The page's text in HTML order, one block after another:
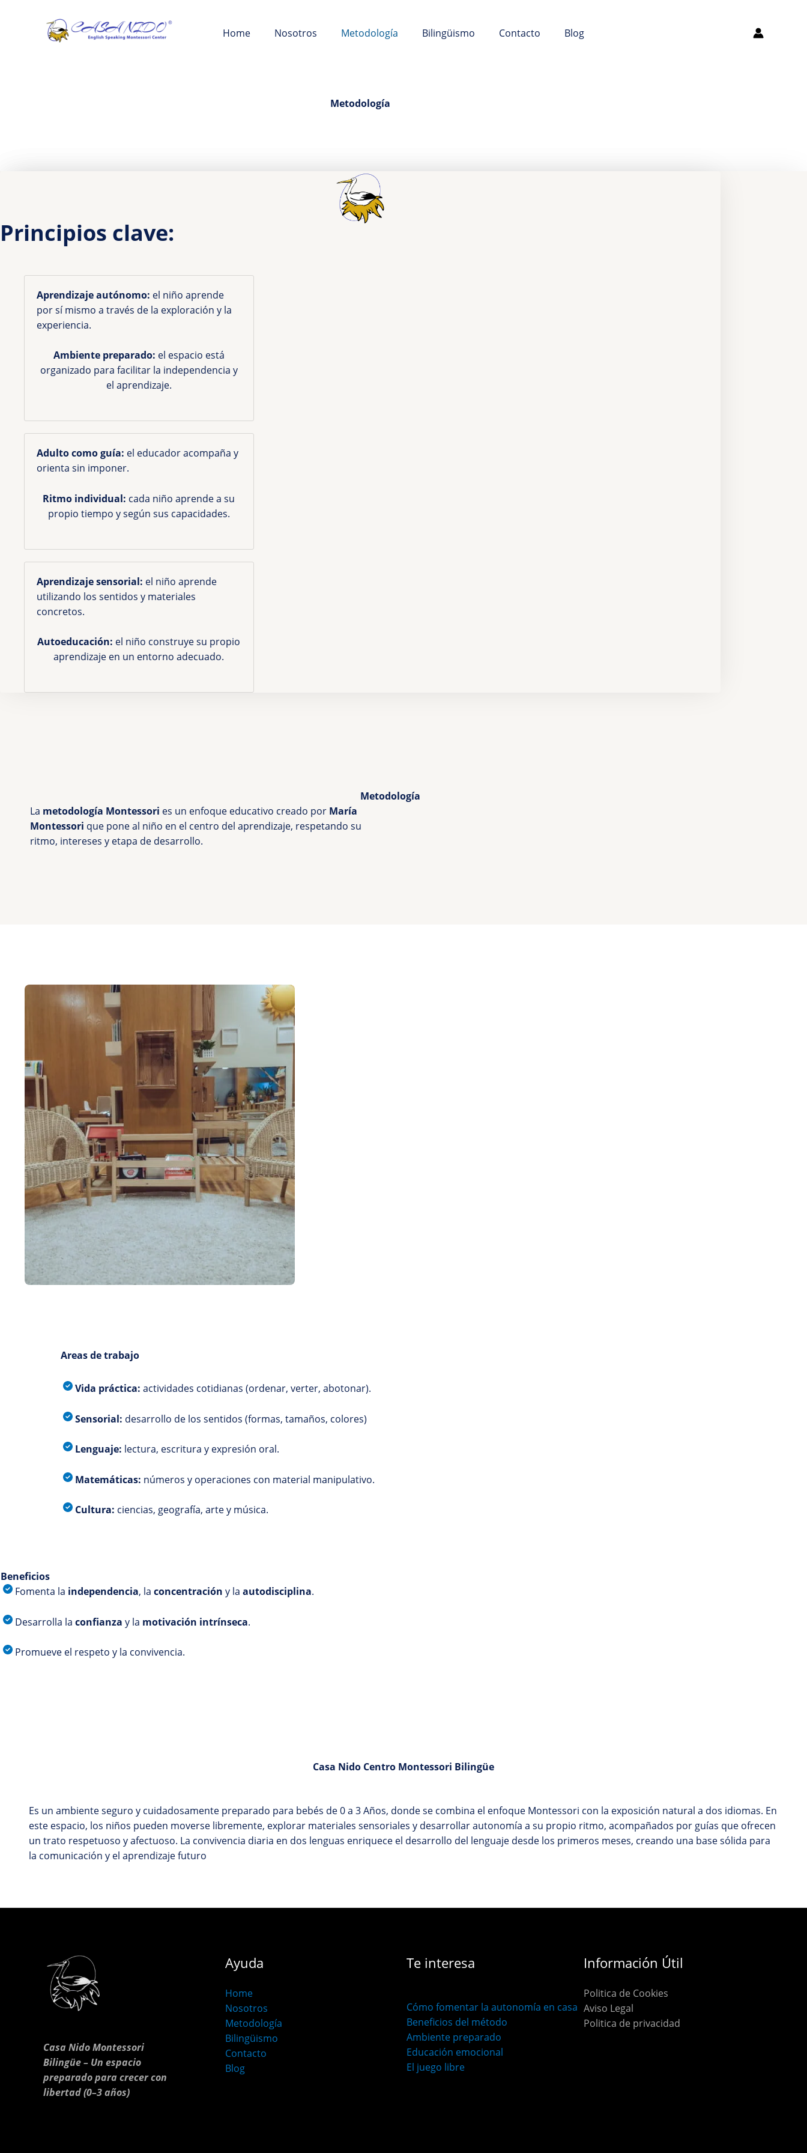
Home Nosotros Metodología Bilingüismo Contacto Blog
Metodología
Principios clave:
Aprendizaje autónomo: el niño aprende
por sí mismo a través de la exploración y la
experiencia.
Ambiente preparado: el espacio está
organizado para facilitar la independencia y
el aprendizaje.
Adulto como guía: el educador acompaña y
orienta sin imponer.
Ritmo individual: cada niño aprende a su
propio tiempo y según sus capacidades.
Aprendizaje sensorial: el niño aprende
utilizando los sentidos y materiales
concretos.
Autoeducación: el niño construye su propio
aprendizaje en un entorno adecuado.
Metodología
La metodología Montessori es un enfoque educativo creado por María
Montessori que pone al niño en el centro del aprendizaje, respetando su
ritmo, intereses y etapa de desarrollo.
Areas de trabajo
Vida práctica: actividades cotidianas (ordenar, verter, abotonar).
Sensorial: desarrollo de los sentidos (formas, tamaños, colores)
Lenguaje: lectura, escritura y expresión oral.
Matemáticas: números y operaciones con material manipulativo.
Cultura: ciencias, geografía, arte y música.
Beneficios
Fomenta la independencia, la concentración y la autodisciplina.
Desarrolla la confianza y la motivación intrínseca.
Promueve el respeto y la convivencia.
Casa Nido Centro Montessori Bilingüe
Es un ambiente seguro y cuidadosamente preparado para bebés de 0 a 3 Años, donde se combina el enfoque Montessori con la exposición natural a dos idiomas. En
este espacio, los niños pueden moverse libremente, explorar materiales sensoriales y desarrollar autonomía a su propio ritmo, acompañados por guías que ofrecen
un trato respetuoso y afectuoso. La convivencia diaria en dos lenguas enriquece el desarrollo del lenguaje desde los primeros meses, creando una base sólida para
la comunicación y el aprendizaje futuro
Casa Nido Montessori
Bilingüe – Un espacio
preparado para crecer con
libertad (0–3 años)
Ayuda
Home
Nosotros
Metodología
Bilingüismo
Contacto
Blog
Te interesa
Cómo fomentar la autonomía en casa
Beneficios del método
Ambiente preparado
Educación emocional
El juego libre
Información Útil
Politica de Cookies
Aviso Legal
Politica de privacidad